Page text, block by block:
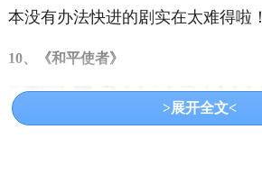
本没有办法快进的剧实在太难得啦！
10、《和平使者》
>展开全文<